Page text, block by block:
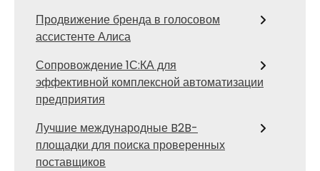
Продвижение бренда в голосовом
ассистенте Алиса
Сопровождение 1С:КА для
эффективной комплексной автоматизации
предприятия
Лучшие международные B2B-
площадки для поиска проверенных
поставщиков